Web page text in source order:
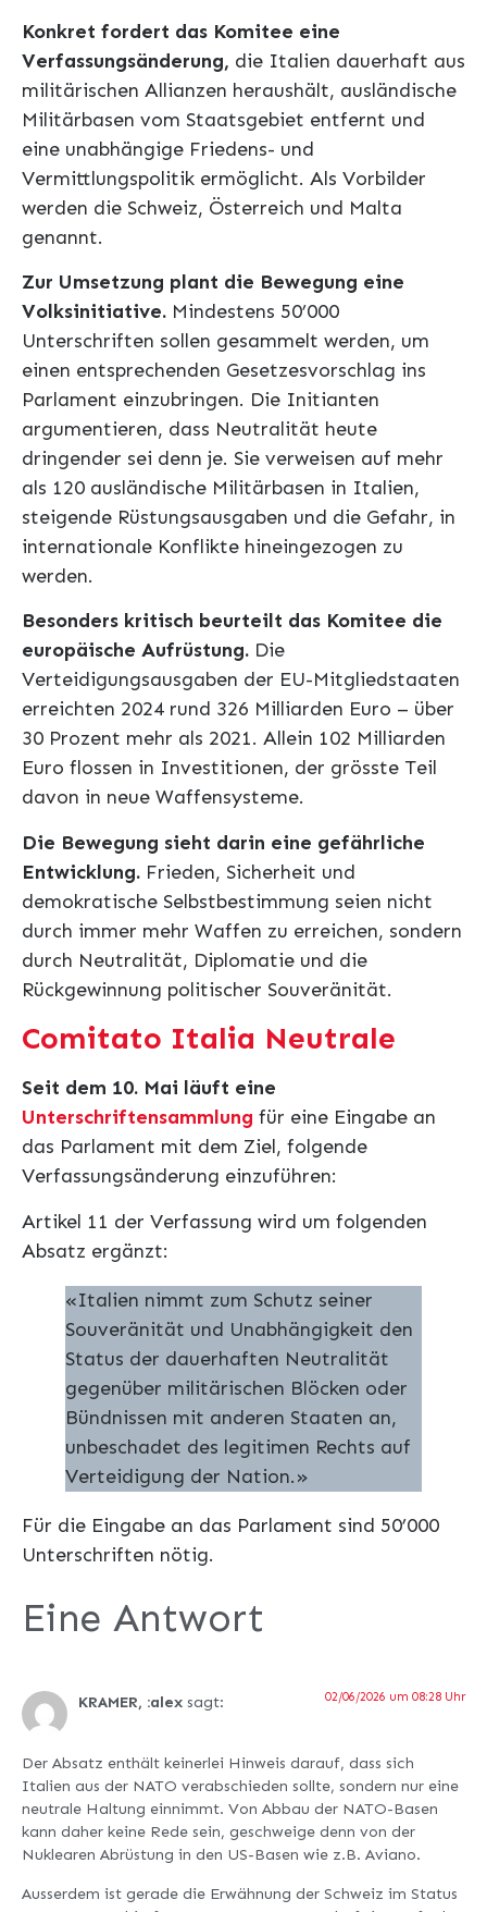
Konkret fordert das Komitee eine
Verfassungsänderung, die Italien dauerhaft aus
militärischen Allianzen heraushält, ausländische
Militärbasen vom Staatsgebiet entfernt und
eine unabhängige Friedens- und
Vermittlungspolitik ermöglicht. Als Vorbilder
werden die Schweiz, Österreich und Malta
genannt.
Zur Umsetzung plant die Bewegung eine
Volksinitiative. Mindestens 50’000
Unterschriften sollen gesammelt werden, um
einen entsprechenden Gesetzesvorschlag ins
Parlament einzubringen. Die Initianten
argumentieren, dass Neutralität heute
dringender sei denn je. Sie verweisen auf mehr
als 120 ausländische Militärbasen in Italien,
steigende Rüstungsausgaben und die Gefahr, in
internationale Konflikte hineingezogen zu
werden.
Besonders kritisch beurteilt das Komitee die
europäische Aufrüstung. Die
Verteidigungsausgaben der EU-Mitgliedstaaten
erreichten 2024 rund 326 Milliarden Euro – über
30 Prozent mehr als 2021. Allein 102 Milliarden
Euro flossen in Investitionen, der grösste Teil
davon in neue Waffensysteme.
Die Bewegung sieht darin eine gefährliche
Entwicklung. Frieden, Sicherheit und
demokratische Selbstbestimmung seien nicht
durch immer mehr Waffen zu erreichen, sondern
durch Neutralität, Diplomatie und die
Rückgewinnung politischer Souveränität.
Comitato Italia Neutrale
Seit dem 10. Mai läuft eine
Unterschriftensammlung für eine Eingabe an
das Parlament mit dem Ziel, folgende
Verfassungsänderung einzuführen:
Artikel 11 der Verfassung wird um folgenden
Absatz ergänzt:
«Italien nimmt zum Schutz seiner
Souveränität und Unabhängigkeit den
Status der dauerhaften Neutralität
gegenüber militärischen Blöcken oder
Bündnissen mit anderen Staaten an,
unbeschadet des legitimen Rechts auf
Verteidigung der Nation.»
Für die Eingabe an das Parlament sind 50’000
Unterschriften nötig.
Eine Antwort
KRAMER, :alex sagt: 02/06/2026 um 08:28 Uhr
Der Absatz enthält keinerlei Hinweis darauf, dass sich
Italien aus der NATO verabschieden sollte, sondern nur eine
neutrale Haltung einnimmt. Von Abbau der NATO-Basen
kann daher keine Rede sein, geschweige denn von der
Nuklearen Abrüstung in den US-Basen wie z.B. Aviano.
Ausserdem ist gerade die Erwähnung der Schweiz im Status